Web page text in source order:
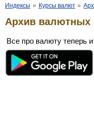
Индексы » Курсы валют »
Архив валютных
Все про валюту теперь